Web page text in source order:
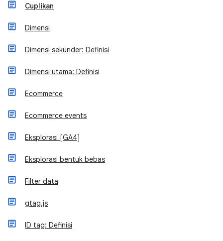
Cuplikan
Dimensi
Dimensi sekunder: Definisi
Dimensi utama: Definisi
Ecommerce
Ecommerce events
Eksplorasi [GA4]
Eksplorasi bentuk bebas
Filter data
gtag.js
ID tag: Definisi